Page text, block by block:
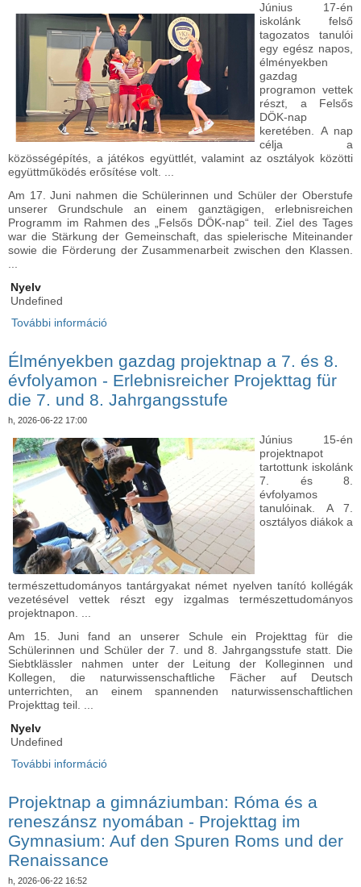
Június 17-én
iskolánk felső
tagozatos tanulói
egy egész napos,
élményekben
gazdag
programon vettek
részt, a Felsős
DÖK-nap
keretében. A nap
célja a
közösségépítés, a játékos együttlét, valamint az osztályok közötti
együttműködés erősítése volt. ...
Am 17. Juni nahmen die Schülerinnen und Schüler der Oberstufe
unserer Grundschule an einem ganztägigen, erlebnisreichen
Programm im Rahmen des „Felsős DÖK-nap“ teil. Ziel des Tages
war die Stärkung der Gemeinschaft, das spielerische Miteinander
sowie die Förderung der Zusammenarbeit zwischen den Klassen.
Nyelv
Undefined
További információ
Grundschule tartalommal kapcsolatosan
Élményekben gazdag projektnap a 7. és 8.
évfolyamon - Erlebnisreicher Projekttag für
die 7. und 8. Jahrgangsstufe
h, 2026-06-22 17:00
Június 15-én
projektnapot
tartottunk iskolánk
7. és 8.
évfolyamos
tanulóinak. A 7.
osztályos diákok a
természettudományos tantárgyakat német nyelven tanító kollégák
vezetésével vettek részt egy izgalmas természettudományos
projektnapon. ...
Am 15. Juni fand an unserer Schule ein Projekttag für die
Schülerinnen und Schüler der 7. und 8. Jahrgangsstufe statt. Die
Siebtklässler nahmen unter der Leitung der Kolleginnen und
Kollegen, die naturwissenschaftliche Fächer auf Deutsch
unterrichten, an einem spannenden naturwissenschaftlichen
Projekttag teil. ...
Nyelv
Undefined
További információ
kapcsolatosan
Projektnap a gimnáziumban: Róma és a
reneszánsz nyomában - Projekttag im
Gymnasium: Auf den Spuren Roms und der
Renaissance
h, 2026-06-22 16:52